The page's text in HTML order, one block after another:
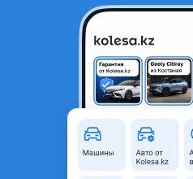
Toyota Corolla 2022 года
Объявление находится в